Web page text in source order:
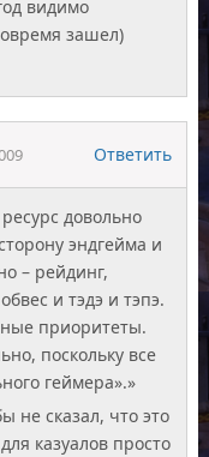
видимо
зашел)
Ответить
довольно
эндгейма и
– рейдинг,
и тэдэ и тэпэ.
приоритеты.
поскольку все
геймера».»
не сказал, что это
казуалов просто